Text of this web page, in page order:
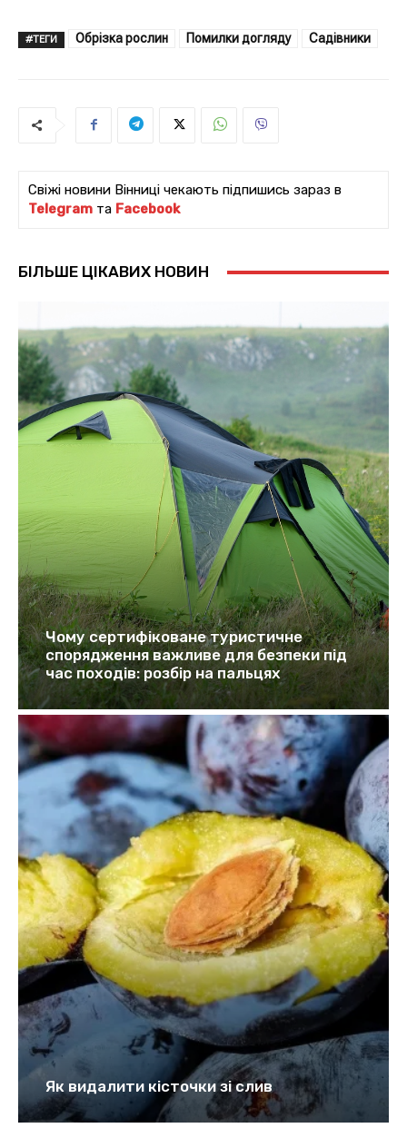
#ТЕГИ Обрізка рослин Помилки догляду Садівники
Свіжі новини Вінниці чекають підпишись зараз в
Telegram та Facebook
БІЛЬШЕ ЦІКАВИХ НОВИН
Чому сертифіковане туристичне
спорядження важливе для безпеки під
час походів: розбір на пальцях
Як видалити кісточки зі слив